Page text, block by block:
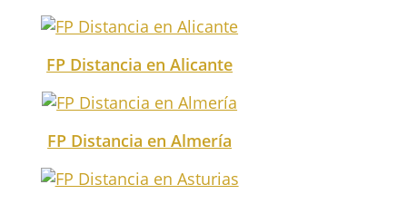
FP Distancia en Alicante
FP Distancia en Almería